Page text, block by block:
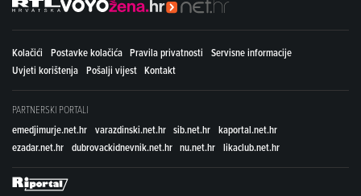
Kolačići Postavke kolačića Pravila privatnosti
Servisne informacije
Uvjeti korištenja Pošalji vijest Kontakt
PARTNERSKI PORTALI
emedjimurje.net.hr varazdinski.net.hr sib.net.hr kaportal.net.hr
ezadar.net.hr dubrovackidnevnik.net.hr nu.net.hr likaclub.net.hr